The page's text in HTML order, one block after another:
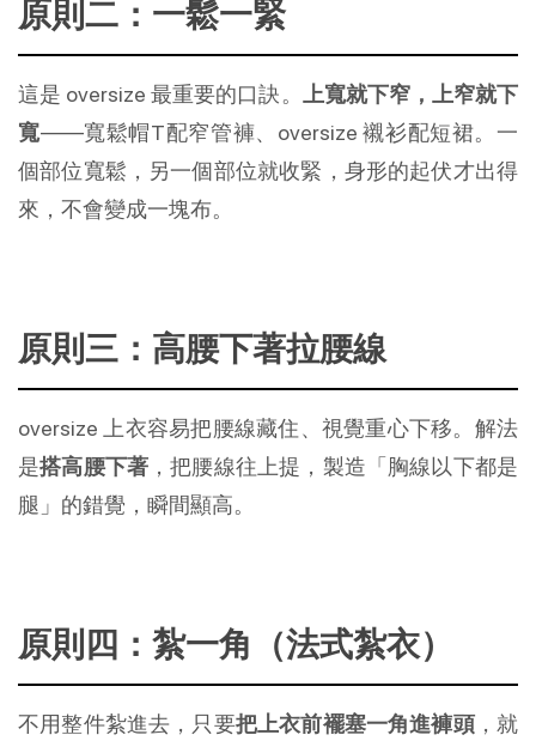
原則二：一鬆一緊
這是 oversize 最重要的口訣。
上寬就下窄，上窄就下
寬——寬鬆帽T配窄管褲、oversize 襯衫配短裙。一
個部位寬鬆，另一個部位就收緊，身形的起伏才出得
來，不會變成一塊布。
原則三：高腰下著拉腰線
oversize 上衣容易把腰線藏住、視覺重心下移。解法
是搭高腰下著 ，把腰線往上提，製造「胸線以下都是
腿」的錯覺，瞬間顯高。
原則四：紮一角（法式紮衣）
不用整件紮進去，只要把上衣前襬塞一角進褲頭，就